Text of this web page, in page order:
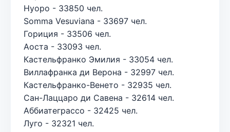
Нуоро - 33850 чел.
Somma Vesuviana - 33697 чел.
Гориция - 33506 чел.
Аоста - 33093 чел.
Кастельфранко Эмилия - 33054 чел.
Виллафранка ди Верона - 32997 чел.
Кастельфранко-Венето - 32935 чел.
Сан-Лаццаро ди Савена - 32614 чел.
Аббиатеграссо - 32425 чел.
Луго - 32321 чел.